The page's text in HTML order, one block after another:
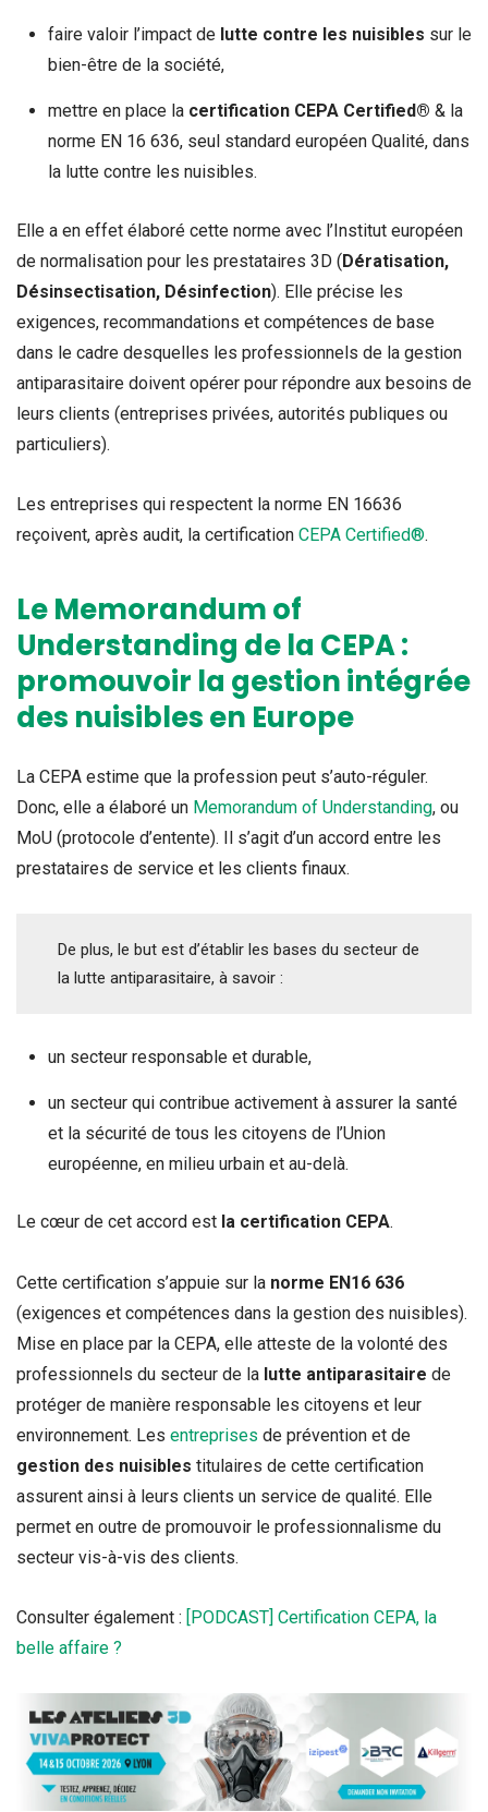
faire valoir l’impact de lutte contre les nuisibles sur le
bien-être de la société,
mettre en place la certification CEPA Certified® & la
norme EN 16 636, seul standard européen Qualité, dans
la lutte contre les nuisibles.
Elle a en effet élaboré cette norme avec l’Institut européen
de normalisation pour les prestataires 3D (Dératisation,
Désinsectisation, Désinfection). Elle précise les
exigences, recommandations et compétences de base
dans le cadre desquelles les professionnels de la gestion
antiparasitaire doivent opérer pour répondre aux besoins de
leurs clients (entreprises privées, autorités publiques ou
particuliers).
Les entreprises qui respectent la norme EN 16636
reçoivent, après audit, la certification CEPA Certified®.
Le Memorandum of
Understanding de la CEPA :
promouvoir la gestion intégrée
des nuisibles en Europe
La CEPA estime que la profession peut s’auto-réguler.
Donc, elle a élaboré un Memorandum of Understanding, ou
MoU (protocole d’entente). Il s’agit d’un accord entre les
prestataires de service et les clients finaux.
De plus, le but est d’établir les bases du secteur de
la lutte antiparasitaire, à savoir :
un secteur responsable et durable,
un secteur qui contribue activement à assurer la santé
et la sécurité de tous les citoyens de l’Union
européenne, en milieu urbain et au-delà.
Le cœur de cet accord est la certification CEPA.
Cette certification s’appuie sur la norme EN16 636
(exigences et compétences dans la gestion des nuisibles).
Mise en place par la CEPA, elle atteste de la volonté des
professionnels du secteur de la lutte antiparasitaire de
protéger de manière responsable les citoyens et leur
environnement. Les entreprises de prévention et de
gestion des nuisibles titulaires de cette certification
assurent ainsi à leurs clients un service de qualité. Elle
permet en outre de promouvoir le professionnalisme du
secteur vis-à-vis des clients.
Consulter également : [PODCAST] Certification CEPA, la
belle affaire ?